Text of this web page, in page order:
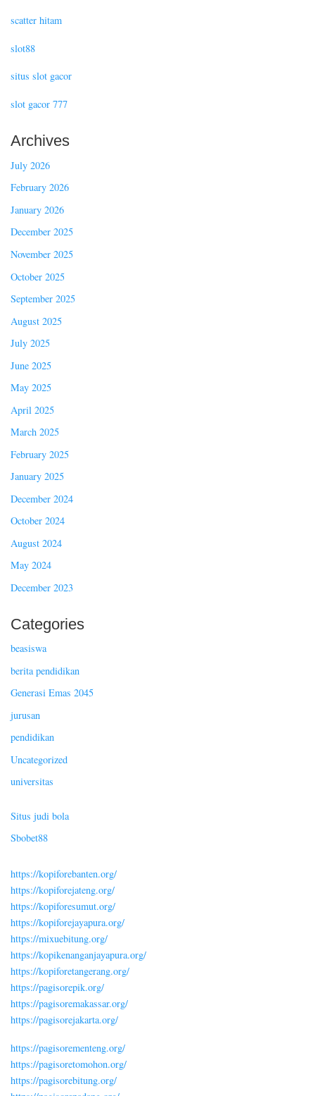
scatter hitam
slot88
situs slot gacor
slot gacor 777
Archives
July 2026
February 2026
January 2026
December 2025
November 2025
October 2025
September 2025
August 2025
July 2025
June 2025
May 2025
April 2025
March 2025
February 2025
January 2025
December 2024
October 2024
August 2024
May 2024
December 2023
Categories
beasiswa
berita pendidikan
Generasi Emas 2045
jurusan
pendidikan
Uncategorized
universitas
Situs judi bola
Sbobet88
https://kopiforebanten.org/
https://kopiforejateng.org/
https://kopiforesumut.org/
https://kopiforejayapura.org/
https://mixuebitung.org/
https://kopikenanganjayapura.org/
https://kopiforetangerang.org/
https://pagisorepik.org/
https://pagisoremakassar.org/
https://pagisorejakarta.org/
https://pagisorementeng.org/
https://pagisoretomohon.org/
https://pagisorebitung.org/